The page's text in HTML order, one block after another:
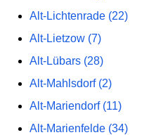
Alt-Lichtenrade (22)
Alt-Lietzow (7)
Alt-Lübars (28)
Alt-Mahlsdorf (2)
Alt-Mariendorf (11)
Alt-Marienfelde (34)